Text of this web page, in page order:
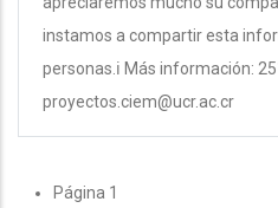
instamos a compartir esta
personas.ℹ️ Más información:
proyectos.ciem@ucr.ac.cr
PAGINACIÓN
Página 1